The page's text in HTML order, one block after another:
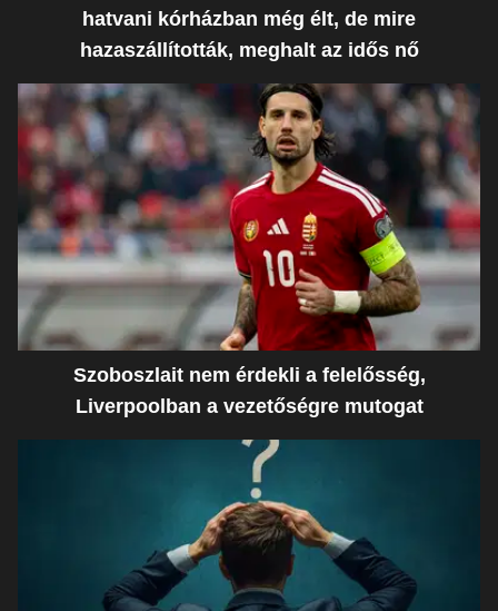
hatvani kórházban még élt, de mire
hazaszállították, meghalt az idős nő
Szoboszlait nem érdekli a felelősség,
Liverpoolban a vezetőségre mutogat